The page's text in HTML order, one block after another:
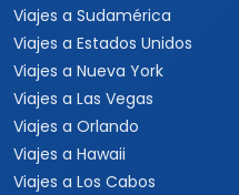
Viajes a Sudamérica
Viajes a Estados Unidos
Viajes a Nueva York
Viajes a Las Vegas
Viajes a Orlando
Viajes a Hawaii
Viajes a Los Cabos